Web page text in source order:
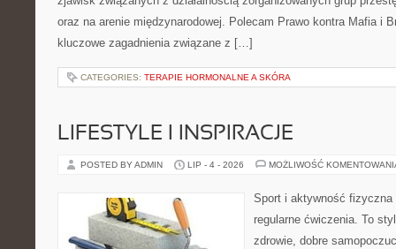
oraz na arenie międzynarodowej. Polecam Prawo kontra Mafia i
kluczowe zagadnienia związane z […]
CATEGORIES: TERAPIE HORMONALNE A SKÓRA
LIFESTYLE I INSPIRACJE
POSTED BY ADMIN LIP - 4 - 2026 MOŻLIWOŚĆ
Sport i aktywność
regularne ćwiczenia. To
zdrowie, dobre